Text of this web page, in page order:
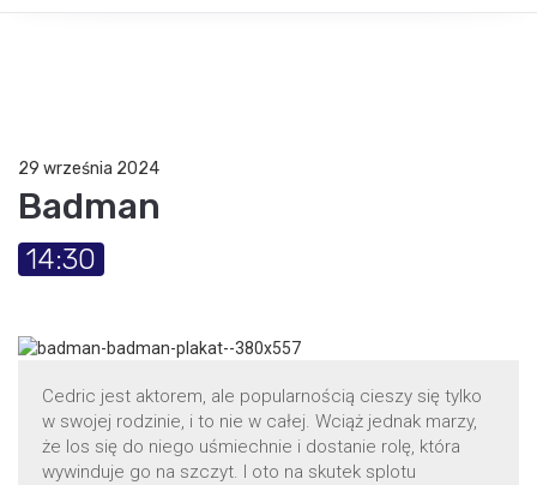
29 września 2024
Badman
14:30
Cedric jest aktorem, ale popularnością cieszy się tylko
w swojej rodzinie, i to nie w całej. Wciąż jednak marzy,
że los się do niego uśmiechnie i dostanie rolę, która
wywinduje go na szczyt. I oto na skutek splotu